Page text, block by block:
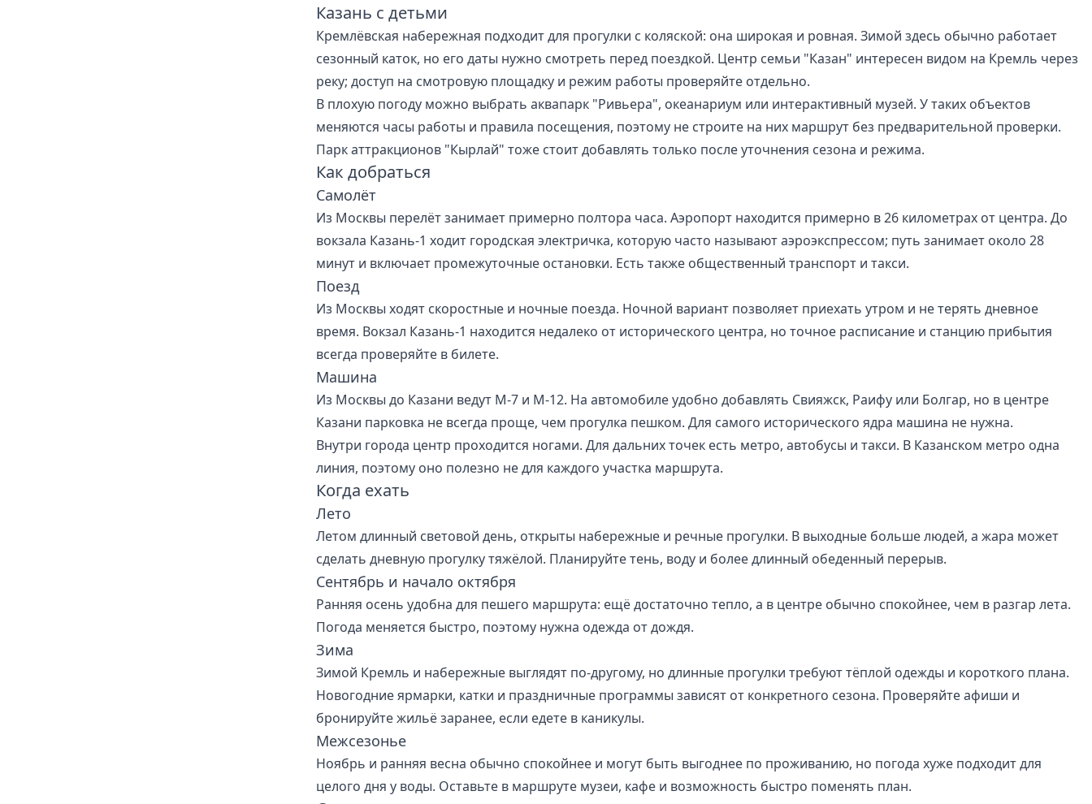
Казань с детьми
Кремлёвская набережная подходит для прогулки с коляской: она широкая и ровная. Зимой здесь обычно работает
сезонный каток, но его даты нужно смотреть перед поездкой. Центр семьи "Казан" интересен видом на Кремль через
реку; доступ на смотровую площадку и режим работы проверяйте отдельно.
В плохую погоду можно выбрать аквапарк "Ривьера", океанариум или интерактивный музей. У таких объектов
меняются часы работы и правила посещения, поэтому не строите на них маршрут без предварительной проверки.
Парк аттракционов "Кырлай" тоже стоит добавлять только после уточнения сезона и режима.
Как добраться
Самолёт
Из Москвы перелёт занимает примерно полтора часа. Аэропорт находится примерно в 26 километрах от центра. До
вокзала Казань-1 ходит городская электричка, которую часто называют аэроэкспрессом; путь занимает около 28
минут и включает промежуточные остановки. Есть также общественный транспорт и такси.
Поезд
Из Москвы ходят скоростные и ночные поезда. Ночной вариант позволяет приехать утром и не терять дневное
время. Вокзал Казань-1 находится недалеко от исторического центра, но точное расписание и станцию прибытия
всегда проверяйте в билете.
Машина
Из Москвы до Казани ведут М-7 и М-12. На автомобиле удобно добавлять Свияжск, Раифу или Болгар, но в центре
Казани парковка не всегда проще, чем прогулка пешком. Для самого исторического ядра машина не нужна.
Внутри города центр проходится ногами. Для дальних точек есть метро, автобусы и такси. В Казанском метро одна
линия, поэтому оно полезно не для каждого участка маршрута.
Когда ехать
Лето
Летом длинный световой день, открыты набережные и речные прогулки. В выходные больше людей, а жара может
сделать дневную прогулку тяжёлой. Планируйте тень, воду и более длинный обеденный перерыв.
Сентябрь и начало октября
Ранняя осень удобна для пешего маршрута: ещё достаточно тепло, а в центре обычно спокойнее, чем в разгар лета.
Погода меняется быстро, поэтому нужна одежда от дождя.
Зима
Зимой Кремль и набережные выглядят по-другому, но длинные прогулки требуют тёплой одежды и короткого плана.
Новогодние ярмарки, катки и праздничные программы зависят от конкретного сезона. Проверяйте афиши и
бронируйте жильё заранее, если едете в каникулы.
Межсезонье
Ноябрь и ранняя весна обычно спокойнее и могут быть выгоднее по проживанию, но погода хуже подходит для
целого дня у воды. Оставьте в маршруте музеи, кафе и возможность быстро поменять план.